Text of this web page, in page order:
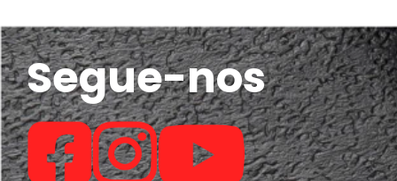
Segue-nos